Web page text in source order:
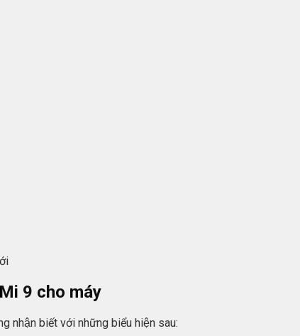
9 cho máy
nhận biết với những biểu hiện sau: